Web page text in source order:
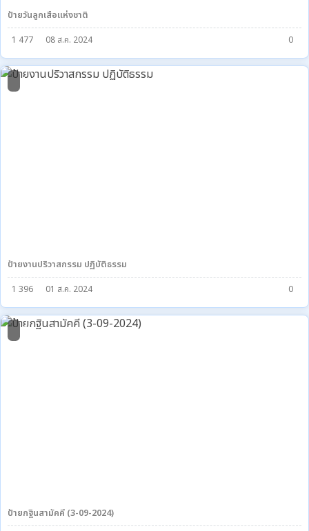
ป้ายวันลูกเสือแห่งชาติ
1 477 08 ส.ค. 2024 0
ป้ายงานปริวาสกรรม ปฏิบัติธรรม
1 396 01 ส.ค. 2024 0
1
ป้ายกฐินสามัคคี (3-09-2024)
7